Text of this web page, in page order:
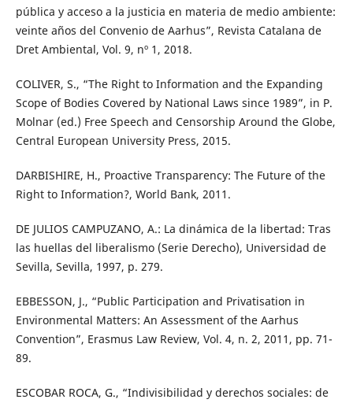
pública y acceso a la justicia en materia de medio ambiente:
veinte años del Convenio de Aarhus”, Revista Catalana de
Dret Ambiental, Vol. 9, nº 1, 2018.
COLIVER, S., “The Right to Information and the Expanding
Scope of Bodies Covered by National Laws since 1989”, in P.
Molnar (ed.) Free Speech and Censorship Around the Globe,
Central European University Press, 2015.
DARBISHIRE, H., Proactive Transparency: The Future of the
Right to Information?, World Bank, 2011.
DE JULIOS CAMPUZANO, A.: La dinámica de la libertad: Tras
las huellas del liberalismo (Serie Derecho), Universidad de
Sevilla, Sevilla, 1997, p. 279.
EBBESSON, J., “Public Participation and Privatisation in
Environmental Matters: An Assessment of the Aarhus
Convention”, Erasmus Law Review, Vol. 4, n. 2, 2011, pp. 71-
89.
ESCOBAR ROCA, G., “Indivisibilidad y derechos sociales: de